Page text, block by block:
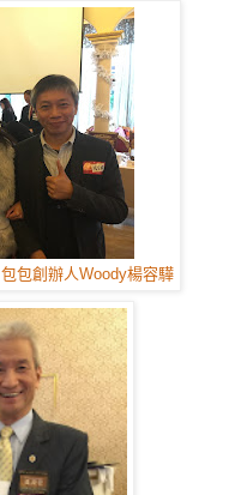
包包創辦人Woody楊容驊